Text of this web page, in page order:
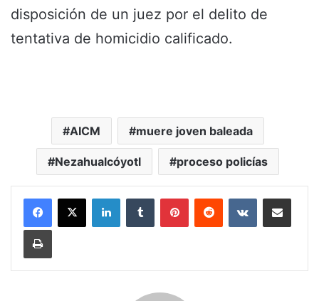
disposición de un juez por el delito de
tentativa de homicidio calificado.
AICM muere joven baleada
Nezahualcóyotl proceso policías